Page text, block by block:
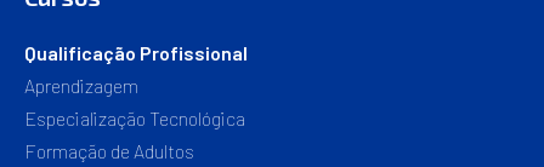
Qualificação Profissional
Aprendizagem
Especialização Tecnológica
Formação de Adultos